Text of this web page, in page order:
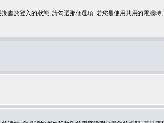
處於登入的狀態, 請勾選那個選項. 若您是使用共用的電腦時